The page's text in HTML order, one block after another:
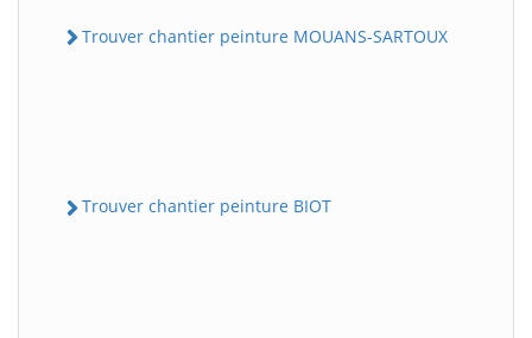
Trouver chantier peinture MOUANS-SARTOUX
Trouver chantier peinture BIOT